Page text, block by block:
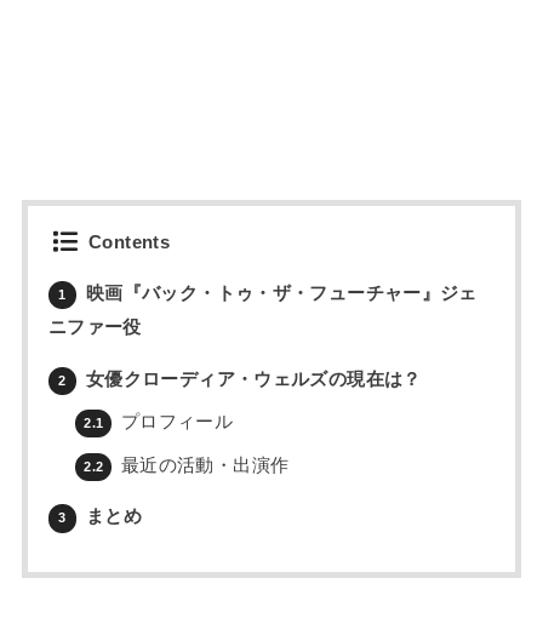
Contents
1
映画『バック・トゥ・ザ・フューチャー』ジェ
ニファー役
2 女優クローディア・ウェルズの現在は？
2.1 プロフィール
2.2 最近の活動・出演作
3 まとめ